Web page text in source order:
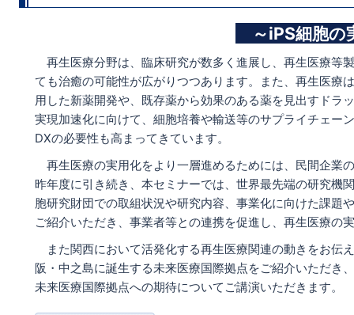
～iPS細胞
再生医療分野は、臨床研究が数多く進展し、再生医療等
ても治癒の可能性が広がりつつあります。また、再生医療
用した新薬開発や、既存薬から効果のある薬を見出すドラ
実現加速化に向けて、細胞培養や輸送等のサプライチェー
DXの必要性も高まってきています。
再生医療の実用化をより一層進めるためには、民間企業
昨年度に引き続き、本セミナーでは、世界最先端の研究機
胞研究財団での取組状況や研究内容、事業化に向けた課題
ご紹介いただき、事業者等との連携を促進し、再生医療の
また関西において活発化する再生医療関連の動きをお伝
阪・中之島に誕生する未来医療国際拠点をご紹介いただき
未来医療国際拠点への期待についてご講演いただきます。